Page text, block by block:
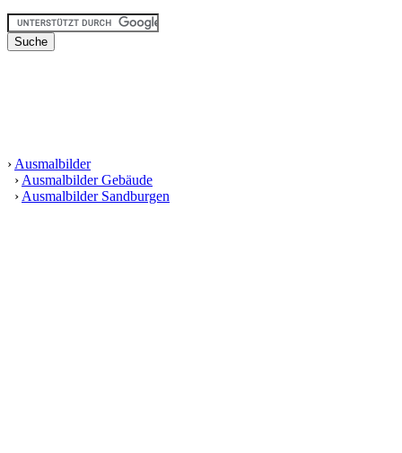
› Ausmalbilder
› Ausmalbilder Gebäude
› Ausmalbilder Sandburgen